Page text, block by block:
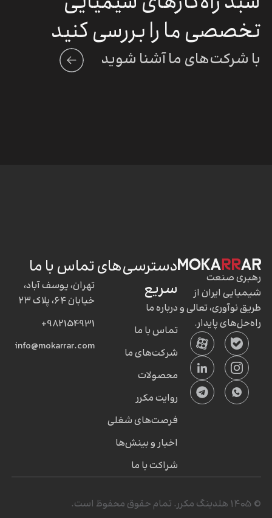
تخصصی ما را بررسی کنید
با شرکت‌های ما آشنا شوید
رهبری صنعت
شیمیایی ایران از
طریق نوآوری، تعالی و
راه‌حل‌های پایدار.
دسترسی‌های
سریع
درباره ما
تماس با ما
شرکت‌های ما
محصولات
روایت مکرر
فرصت‌های شغلی
اخبار و بینش‌ها
شراکت با ما
تماس با ما
تهران، یوسف آباد،
خیابان ۶۴، پلاک ۲۳
982154931+
info@mokarrar.com
© ۱۴۰5 هلدینگ مکرر. تمام حقوق محفوظ است.